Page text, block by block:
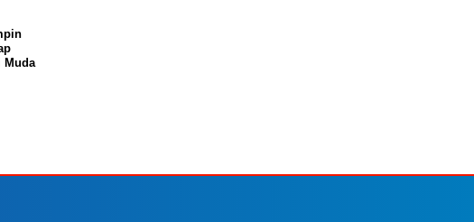
Muda